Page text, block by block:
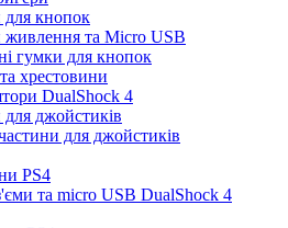
кнопок
та Micro USB
гумки для кнопок
хрестовини
DualShock 4
джойстиків
для джойстиків
PS4
та micro USB DualShock 4